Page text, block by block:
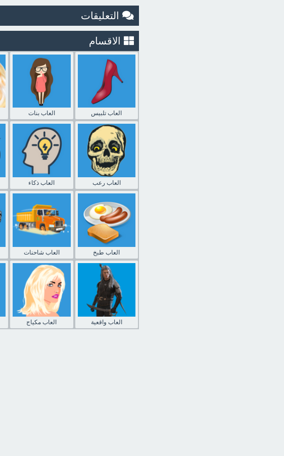
التعليقات
الاقسام
العاب بنات العاب تلبيس
العاب ذكاء العاب رعب
العاب شاحنات العاب طبخ
العاب مكياج العاب واقعية